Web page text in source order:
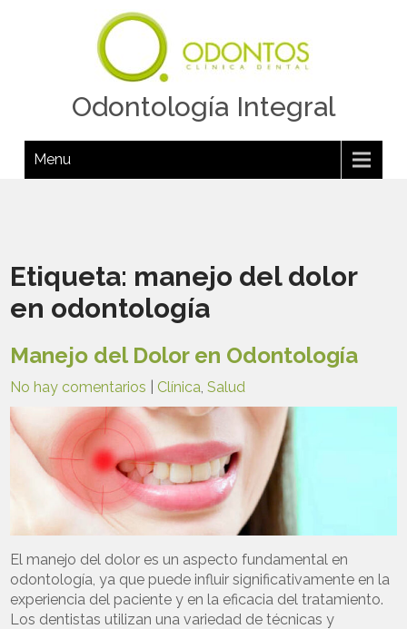
Odontología Integral
Menu
Etiqueta: manejo del dolor
en odontología
Manejo del Dolor en Odontología
No hay comentarios Clínica,Salud
El manejo del dolor es un aspecto fundamental en
odontología, ya que puede influir significativamente en la
experiencia del paciente y en la eficacia del tratamiento.
Los dentistas utilizan una variedad de técnicas y